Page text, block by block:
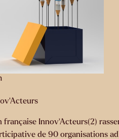
française Innov’Acteurs(2)
de 90 organisations